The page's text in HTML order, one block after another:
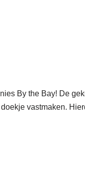
By the Bay! De
vastmaken.